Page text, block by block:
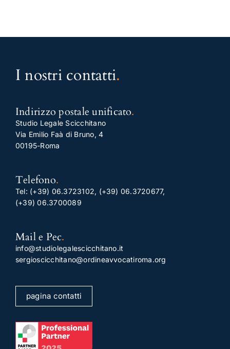
I nostri contatti.
Indirizzo postale unificato.
Studio Legale Scicchitano
Via Emilio Faà di Bruno, 4
00195-Roma
Telefono.
Tel: (+39) 06.3723102, (+39) 06.3720677,
(+39) 06.3700089
Mail e Pec.
info@studiolegalescicchitano.it
sergioscicchitano@ordineavvocatiroma.org
pagina contatti